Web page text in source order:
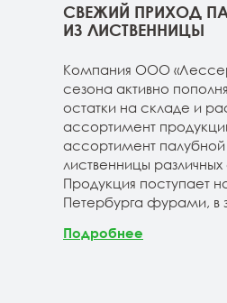
СВЕЖИЙ ПРИХОД
ИЗ ЛИСТВЕННИЦЫ
Компания ООО
сезона активно
остатки на складе и
ассортимент
ассортимент палубной
лиственницы
Продукция поступает
Петербурга фурами, в
Подробнее